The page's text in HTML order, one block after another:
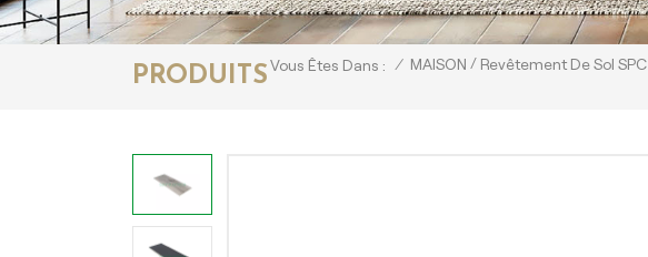
PRODUITSVous Êtes Dans : / MAISON / Revêtement De Sol SPC